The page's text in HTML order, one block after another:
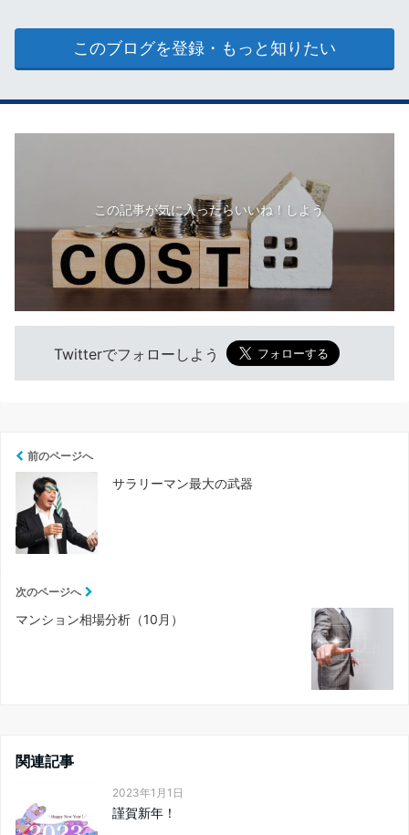
このブログを登録・もっと知りたい
この記事が気に入ったらいいね！しよう
Twitterでフォローしよう
前のページへ
サラリーマン最大の武器
次のページへ
マンション相場分析（10月）
関連記事
2023年1月1日
謹賀新年！